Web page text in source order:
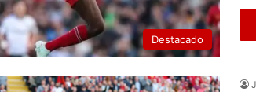
Destacado